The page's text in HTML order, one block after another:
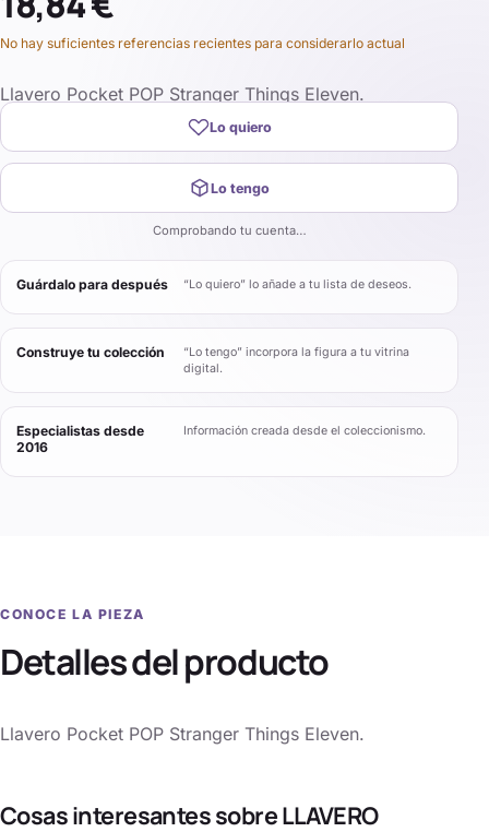
No hay suficientes referencias recientes para considerarlo actual
Llavero Pocket POP Stranger Things Eleven.
Lo quiero
Lo tengo
Comprobando tu cuenta…
Guárdalo para después “Lo quiero” lo añade a tu lista de deseos.
Construye tu colección
“Lo tengo” incorpora la figura a tu vitrina
digital.
Especialistas desde
2016
Información creada desde el coleccionismo.
CONOCE LA PIEZA
Detalles del producto
Llavero Pocket POP Stranger Things Eleven.
Cosas interesantes sobre LLAVERO